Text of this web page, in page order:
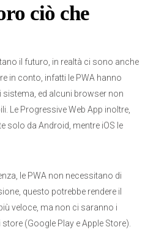
ciò che
il futuro, in realtà ci sono anche
in conto, infatti le PWA hanno
ed alcuni browser non
Le Progressive Web App inoltre,
solo da Android, mentre iOS le
le PWA non necessitano di
questo potrebbe rendere il
veloce, ma non ci saranno i
(Google Play e Apple Store).